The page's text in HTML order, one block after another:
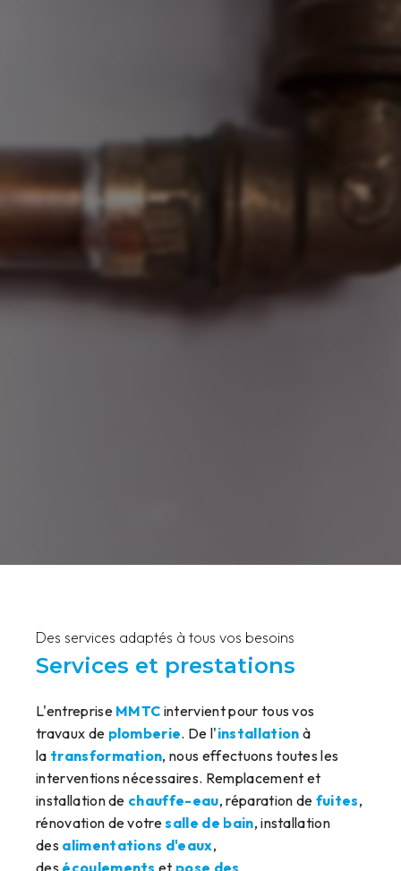
Des services adaptés à tous vos besoins
Services et prestations
L'entreprise MMTC intervient pour tous vos
travaux de plomberie. De l'installation à
la transformation, nous effectuons toutes les
interventions nécessaires. Remplacement et
installation de chauffe-eau, réparation de fuites,
rénovation de votresalle de bain, installation
des alimentations d'eaux,